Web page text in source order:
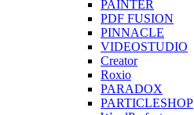
PAINTER
PDF FUSION
PINNACLE
VIDEOSTUDIO
Creator
Roxio
PARADOX
PARTICLESHOP